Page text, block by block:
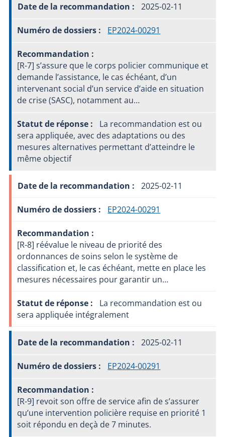
2025-02-11
EP2024-00291
[R-7] s’assure que le corps policier communique et
demande l’assistance, le cas échéant, d’un
intervenant social d’un service d’aide en situation
de crise (SASC), notamment au…
La recommandation est ou
sera appliquée, avec des adaptations ou des
mesures alternatives permettant d’atteindre le
même objectif
2025-02-11
EP2024-00291
[R-8] réévalue le niveau de priorité des
ordonnances de soins selon le système de
classification et, le cas échéant, mette en place les
mesures nécessaires pour garantir un…
La recommandation est ou
sera appliquée intégralement
2025-02-11
EP2024-00291
[R-9] revoit son offre de service afin de s’assurer
qu’une intervention policière requise en priorité 1
soit répondu en deçà de 7 minutes.